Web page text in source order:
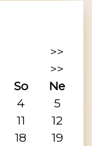
>>
>>
So
Ne
4
5
11
12
18
19